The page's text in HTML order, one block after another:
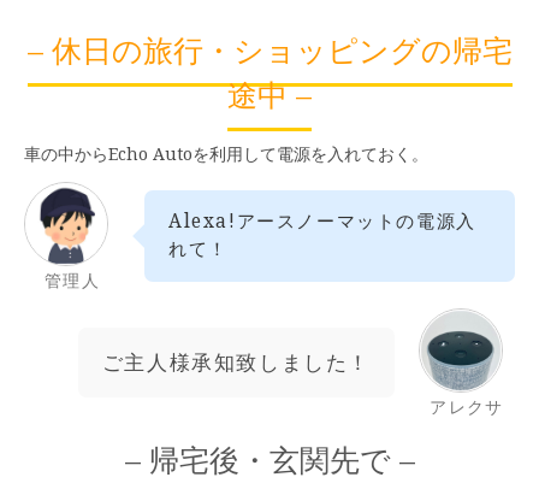
– 休日の旅行・ショッピングの帰宅
途中 –
車の中からEcho Autoを利用して電源を入れておく。
管理人
Alexa!アースノーマットの電源入
れて！
ご主人様承知致しました！
アレクサ
– 帰宅後・玄関先で –